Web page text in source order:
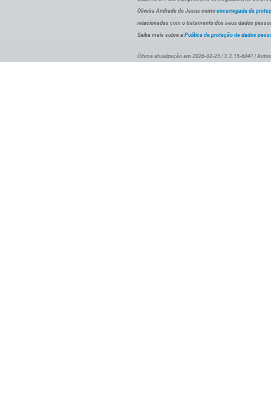
Oliveira Andrade de Jesus como encarregada da
relacionadas com o tratamento dos seus dados
Saiba mais sobre a Política de proteção de dados
Última atualização em 2026-02-25 | 3.3.15-6041 |